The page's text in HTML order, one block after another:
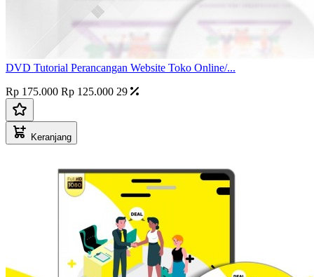
DVD Tutorial Perancangan Website Toko Online/...
Rp 175.000 Rp 125.000 29
Keranjang